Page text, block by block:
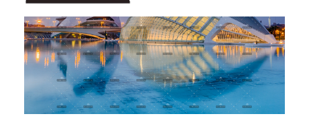
Alliance Jiu Jitsu Fortaleza
Equipe Alliance Jiu Jitsu Fortaleza